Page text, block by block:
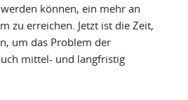
können, ein mehr an
zu erreichen. Jetzt ist die Zeit,
um das Problem der
mittel- und langfristig